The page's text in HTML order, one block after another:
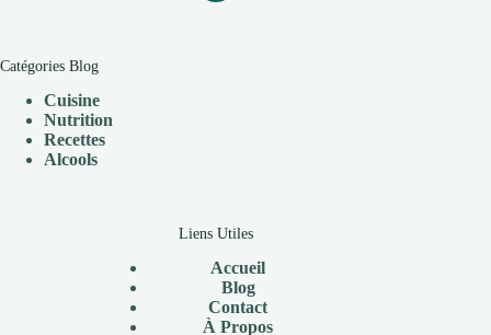
Catégories Blog
Cuisine
Nutrition
Recettes
Alcools
Liens Utiles
Accueil
Blog
Contact
À Propos